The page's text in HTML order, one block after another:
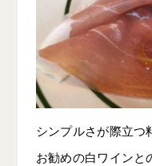
シンプルさが際立つ
お勧めの白ワインと